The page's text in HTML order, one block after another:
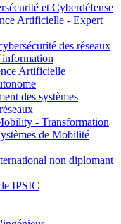
et Cyberdéfense
Artificielle - Expert
des réseaux
Artificielle
des systèmes
- Transformation
de Mobilité
non diplomant
IPSIC